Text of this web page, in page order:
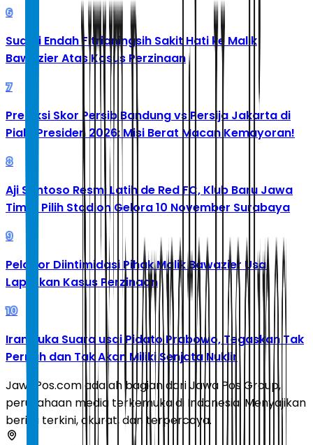
6
Suami Endah Fitrianingsih Sakit Hati ke Malik
Bawazier Atas Kasus Perzinaan
7
Prediksi Skor Persib Bandung vs Persija Jakarta di
Piala Presiden 2026: Misi Berat Macan Kemayoran!
8
Aji Santoso Resmi Latih de Red FC, Klub Baru Jawa
Timur Pilih Stadion Gelora 10 November Surabaya
9
Pelapor Diintimidasi Pihak Malik Bawazier Usai
Laporkan Kasus Perzinaan
10
Iran Buka Suara usai Pidato Prabowo, Tegaskan Tak
Pernah dan Tak Akan Miliki Senjata Nuklir
JawaPos.com adalah bagian dari Jawa Pos Group,
perusahaan media terkemuka di Indonesia. Menyajikan
berita terkini, akurat, dan terpercaya.